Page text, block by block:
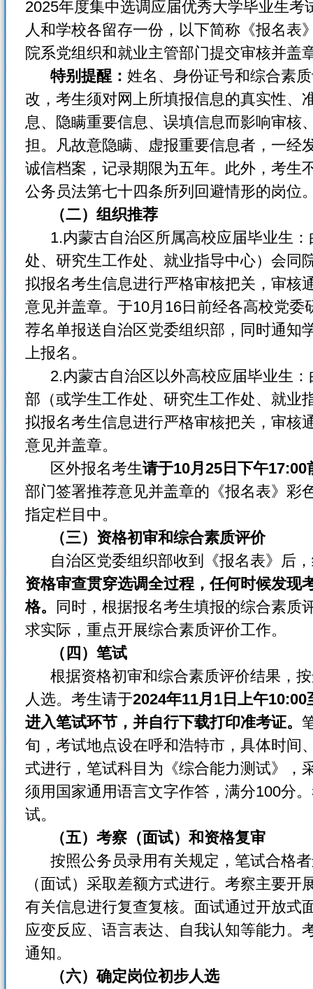
2025年度集中选调应届优秀大学毕业生
人和学校各留存一份，以下简称《报名表
院系党组织和就业主管部门提交审核并盖
特别提醒： 姓名、身份证号和综合素
改，考生须对网上所填报信息的真实性、
息、隐瞒重要信息、误填信息而影响审核
担。凡故意隐瞒、虚报重要信息者，一经
诚信档案，记录期限为五年。此外，考生
公务员法第七十四条所列回避情形的岗位
（二）组织推荐
1.内蒙古自治区所属高校应届毕业生：
处、研究生工作处、就业指导中心）会同
拟报名考生信息进行严格审核把关，审核
意见并盖章。于10月16日前经各高校党
荐名单报送自治区党委组织部，同时通知
上报名。
2.内蒙古自治区以外高校应届毕业生：
部（或学生工作处、研究生工作处、就业
拟报名考生信息进行严格审核把关，审核
意见并盖章。
区外报名考生请于10月25日下午17:00
部门签署推荐意见并盖章的《报名表》彩
指定栏目中。
（三）资格初审和综合素质评价
自治区党委组织部收到《报名表》后，
资格审查贯穿选调全过程，任何时候发现
格。
同时，根据报名考生填报的综合素质
求实际，重点开展综合素质评价工作。
（四）笔试
根据资格初审和综合素质评价结果，按
人选。考生请于2024年11月1日上午
进入笔试环节，并自行下载打印准考证。
旬，考试地点设在呼和浩特市，具体时间
式进行，笔试科目为《综合能力测试》，
须用国家通用语言文字作答，满分100分
试。
（五）考察（面试）和资格复审
按照公务员录用有关规定，笔试合格者
（面试）采取差额方式进行。考察主要
有关信息进行复查复核。面试通过开放式
应变反应、语言表达、自我认知等能力。
通知。
（六）确定岗位初步人选